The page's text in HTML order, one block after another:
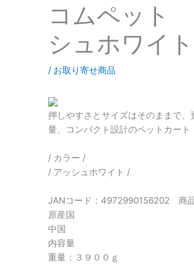
コムペット
シュホワイト
/ お取り寄せ商品
押しやすさとサイズはそのままで
量、コンパクト設計のペットカート
/ カラー /
/ アッシュホワイト /
JANコード：4972990156202 商
原産国
中国
内容量
重量：３９００ｇ